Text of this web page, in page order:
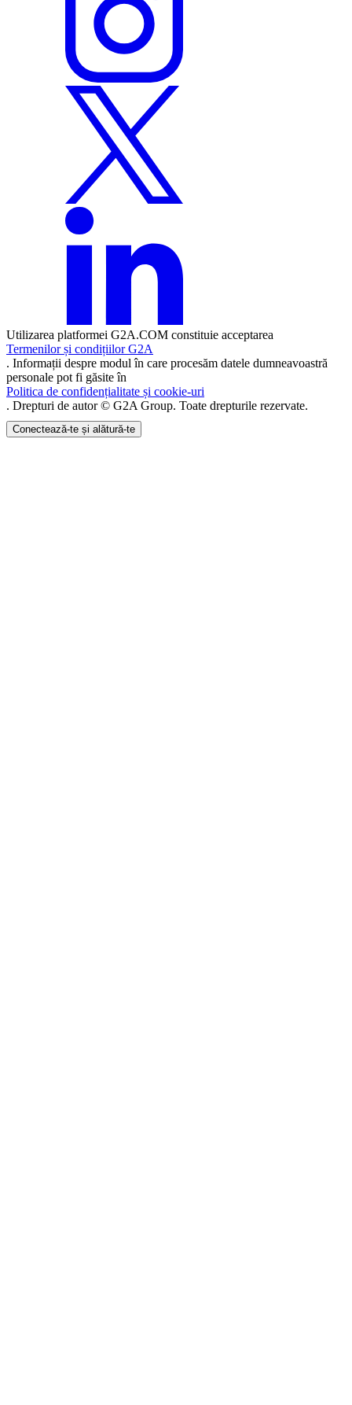
Utilizarea platformei G2A.COM constituie acceptarea
Termenilor și condițiilor G2A
. Informații despre modul în care procesăm datele dumneavoastră
personale pot fi găsite în
Politica de confidențialitate și cookie-uri
. Drepturi de autor © G2A Group. Toate drepturile rezervate.
Conectează-te și alătură-te